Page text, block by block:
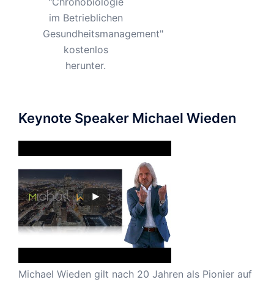
im Betrieblichen
Gesundheitsmanagement"
kostenlos
herunter.
Keynote Speaker Michael Wieden
Michael Wieden gilt nach 20 Jahren als Pionier auf